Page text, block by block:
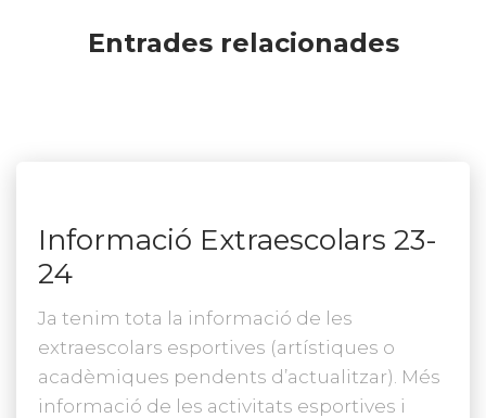
Entrades relacionades
Informació Extraescolars 23-
24
Ja tenim tota la informació de les
extraescolars esportives (artístiques o
acadèmiques pendents d’actualitzar). Més
informació de les activitats esportives i